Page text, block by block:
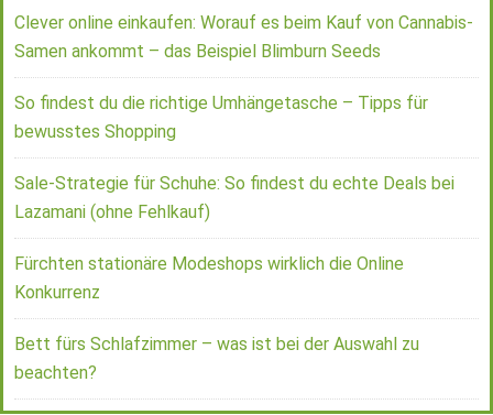
Clever online einkaufen: Worauf es beim Kauf von Cannabis-
Samen ankommt – das Beispiel Blimburn Seeds
So findest du die richtige Umhängetasche – Tipps für
bewusstes Shopping
Sale-Strategie für Schuhe: So findest du echte Deals bei
Lazamani (ohne Fehlkauf)
Fürchten stationäre Modeshops wirklich die Online
Konkurrenz
Bett fürs Schlafzimmer – was ist bei der Auswahl zu
beachten?